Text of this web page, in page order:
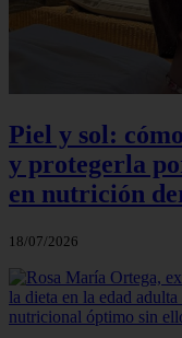
Piel y sol:
y protegerla
en nutrición
18/07/2026